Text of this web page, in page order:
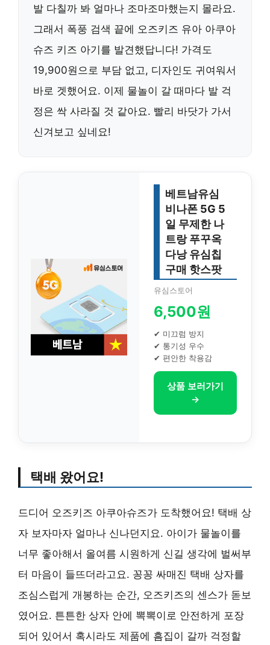
발 다칠까 봐 얼마나 조마조마했는지 몰라요.
그래서 폭풍 검색 끝에 오즈키즈 유아 아쿠아
슈즈 키즈 아기를 발견했답니다! 가격도
19,900원으로 부담 없고, 디자인도 귀여워서
바로 겟했어요. 이제 물놀이 갈 때마다 발 걱
정은 싹 사라질 것 같아요. 빨리 바닷가 가서
신겨보고 싶네요!
베트남유심
비나폰 5G 5
일 무제한 나
트랑 푸꾸옥
다낭 유심칩
구매 핫스팟
유심스토어
6,500원
✔ 미끄럼 방지
✔ 통기성 우수
✔ 편안한 착용감
상품 보러가기
→
택배 왔어요!
드디어 오즈키즈 아쿠아슈즈가 도착했어요! 택배 상
자 보자마자 얼마나 신나던지요. 아이가 물놀이를
너무 좋아해서 올여름 시원하게 신길 생각에 벌써부
터 마음이 들뜨더라고요. 꽁꽁 싸매진 택배 상자를
조심스럽게 개봉하는 순간, 오즈키즈의 센스가 돋보
였어요. 튼튼한 상자 안에 뽁뽁이로 안전하게 포장
되어 있어서 혹시라도 제품에 흠집이 갈까 걱정할